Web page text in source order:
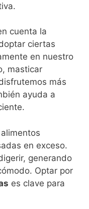
cuenta la
ciertas
en nuestro
masticar
más
ayuda a
en exceso.
generando
Optar por
es clave para